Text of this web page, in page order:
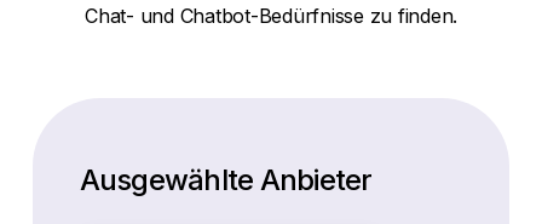
Chat- und Chatbot-Bedürfnisse zu finden.
Ausgewählte Anbieter